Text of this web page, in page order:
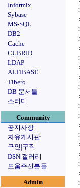
Informix
Sybase
MS-SQL
DB2
Cache
CUBRID
LDAP
ALTIBASE
Tibero
DB 문서들
스터디
Community
공지사항
자유게시판
구인|구직
DSN 갤러리
도움주신분들
Admin